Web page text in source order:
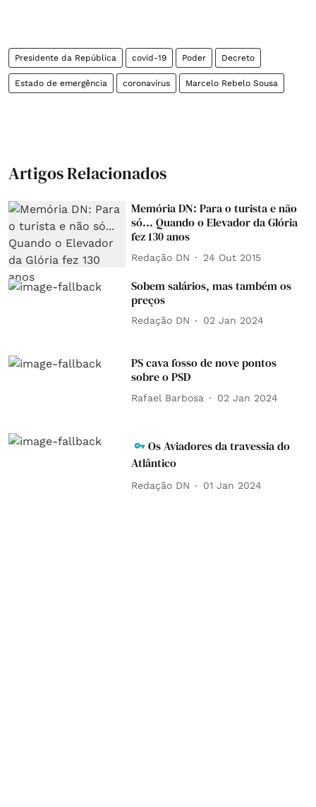
Presidente da República covid-19 Poder Decreto
Estado de emergência coronavírus Marcelo Rebelo Sousa
Artigos Relacionados
Memória DN: Para o turista e não
só... Quando o Elevador da Glória
fez 130 anos
Redação DN 24 Out 2015
Sobem salários, mas também os
preços
Redação DN 02 Jan 2024
PS cava fosso de nove pontos
sobre o PSD
Rafael Barbosa 02 Jan 2024
Os Aviadores da travessia do
Atlântico
Redação DN 01 Jan 2024